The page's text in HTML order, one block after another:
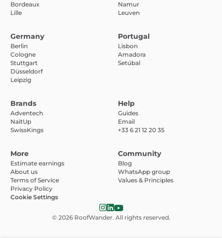
© 2026 RoofWander. All rights reserved.
Bordeaux
Lille
Namur
Leuven
Germany
Berlin
Cologne
Stuttgart
Düsseldorf
Leipzig
Portugal
Lisbon
Amadora
Setúbal
Brands
Adventech
NaïtUp
SwissKings
Help
Guides
Email
+33 6 21 12 20 35
More
Estimate earnings
About us
Terms of Service
Privacy Policy
Cookie Settings
Community
Blog
WhatsApp group
Values & Principles